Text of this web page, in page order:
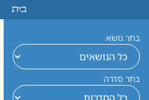
בית
בחר נושא
בחר סדרה